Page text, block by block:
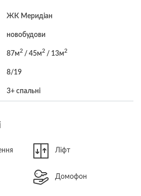
ЖК Меридіан
новобудови
87м2 / 45м2 / 13м2
8/19
3+ спальні
Ліфт
Домофон